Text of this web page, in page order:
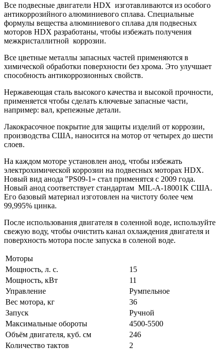
Все подвесные двигатели HDX изготавливаются из особого
антикоррозийного алюминиевого сплава. Специальные
формулы вещества алюминиевого сплава для подвесных
моторов HDX разработаны, чтобы избежать получения
межкристаллитной коррозии.
Все цветные металлы запасных частей применяются в
химической обработки поверхности без хрома. Это улучшает
способность антикоррозионных свойств.
Нержавеющая сталь высокого качества и высокой прочности,
применяется чтобы сделать ключевые запасные части,
например: вал, крепежные детали.
Лакокрасочное покрытие для защиты изделий от коррозии,
производства США, наносится на мотор от четырех до шести
слоев.
На каждом моторе установлен анод, чтобы избежать
электрохимической коррозии на подвесных моторах HDX.
Новый вид анода "PS09-1» стал применятся с 2009 года.
Новый анод соответствует стандартам MIL-A-18001K США.
Его базовый материал изготовлен на чистоту более чем
99,995% цинка.
После использования двигателя в соленной воде, используйте
свежую воду, чтобы очистить канал охлаждения двигателя и
поверхность мотора после запуска в соленой воде.
Моторы
Мощность, л. с.
15
Мощность, кВт
11
Управление
Румпельное
Вес мотора, кг
36
Запуск
Ручной
Максимальные обороты
4500-5500
Объём двигателя, куб. см
246
Количество тактов
2